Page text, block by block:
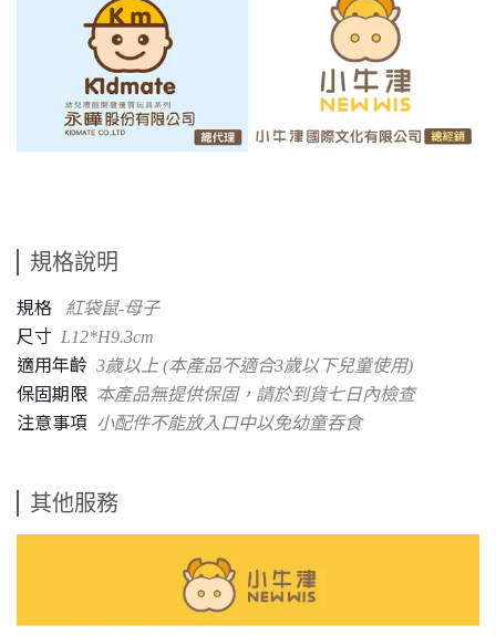
規格說明
規格 紅袋鼠-母子
尺寸 L12*H9.3cm
適用年齡 3歲以上 (本產品不適合3歲以下兒童使用)
保固期限 本產品無提供保固，請於到貨七日內檢查
注意事項 小配件不能放入口中以免幼童吞食
其他服務